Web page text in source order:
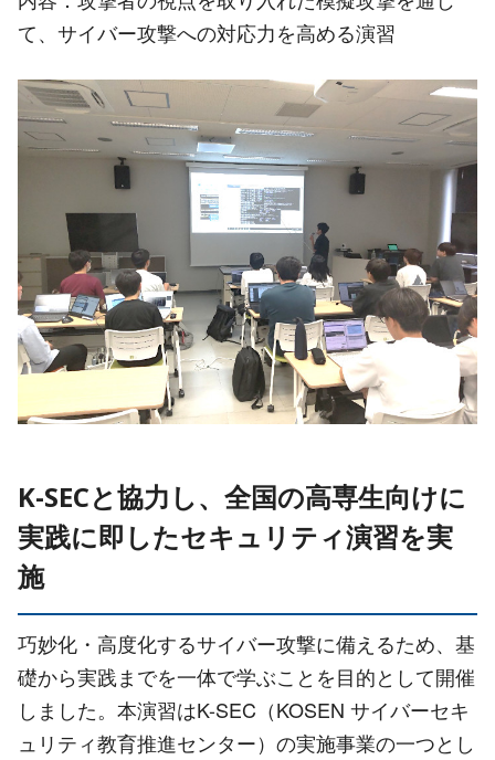
て、サイバー攻撃への対応力を高める演習
K-SECと協力し、全国の高専生向けに
実践に即したセキュリティ演習を実
施
巧妙化・高度化するサイバー攻撃に備えるため、基
礎から実践までを一体で学ぶことを目的として開催
しました。本演習はK-SEC（KOSEN サイバーセキ
ュリティ教育推進センター）の実施事業の一つとし